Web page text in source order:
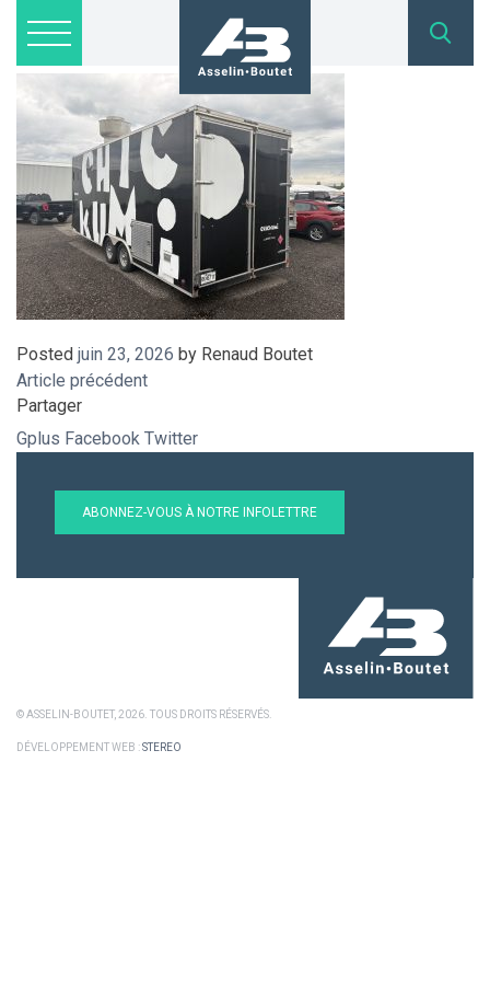
Lots disponibles
Inscription
Nous joindre
admin@asselinboutet.com
418 254-1771
IMG_6734
Posted juin 23, 2026 by Renaud Boutet
Article précédent
Partager
Gplus Facebook Twitter
ABONNEZ-VOUS À NOTRE INFOLETTRE
© ASSELIN-BOUTET, 2026. TOUS DROITS RÉSERVÉS.
DÉVELOPPEMENT WEB :STEREO